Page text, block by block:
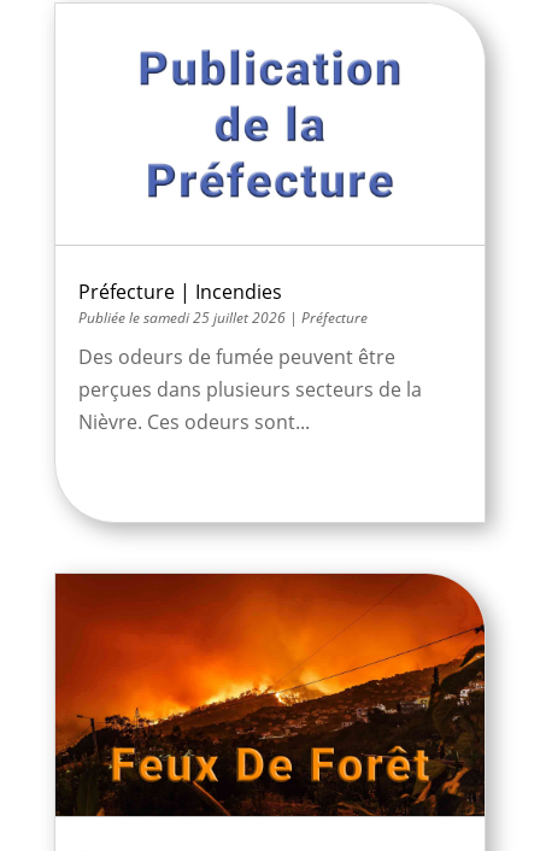
Préfecture | Incendies
samedi 25 juillet 2026| Préfecture
Des odeurs de fumée peuvent être
perçues dans plusieurs secteurs de la
Nièvre. Ces odeurs sont...